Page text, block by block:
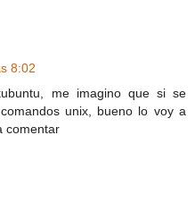
8:02
me imagino que si se
unix, bueno lo voy a
comentar